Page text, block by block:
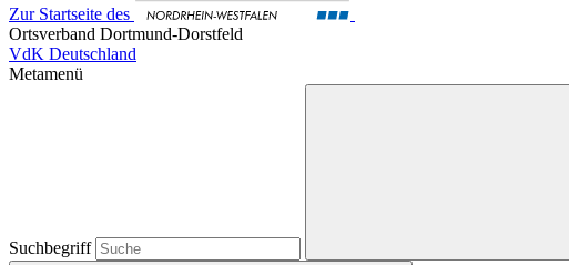
Zur Startseite des
Ortsverband Dortmund-Dorstfeld
VdK Deutschland
Metamenü
Suchbegriff